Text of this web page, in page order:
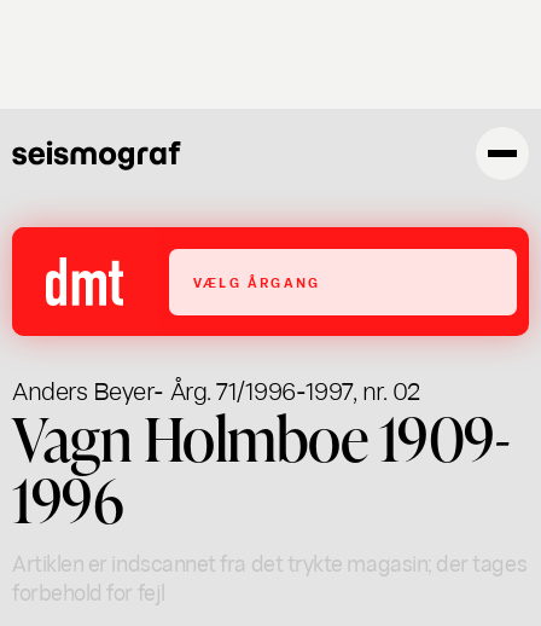
VÆLG ÅRGANG
Anders Beyer- Årg. 71/1996-1997, nr. 02
Vagn Holmboe 1909-
1996
Artiklen er indscannet fra det trykte magasin; der tages
forbehold for fejl